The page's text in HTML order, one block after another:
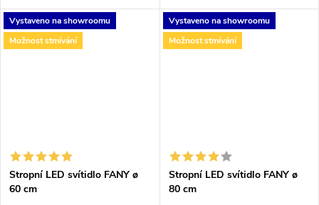
efektní rozptyl světla. Na výběr
ve 3 rozměrech a ve 2
barevných variantách. Toto...
efektní rozptyl světla. Na výběr
v 3 rozměrech ve 2 barevných
variantách. Díky...
Vystaveno na showroomu
Možnost stmívání
Stropní LED svítidlo FANY ø
60 cm
Vystaveno na showroomu
Možnost stmívání
Stropní LED svítidlo FANY ø
80 cm